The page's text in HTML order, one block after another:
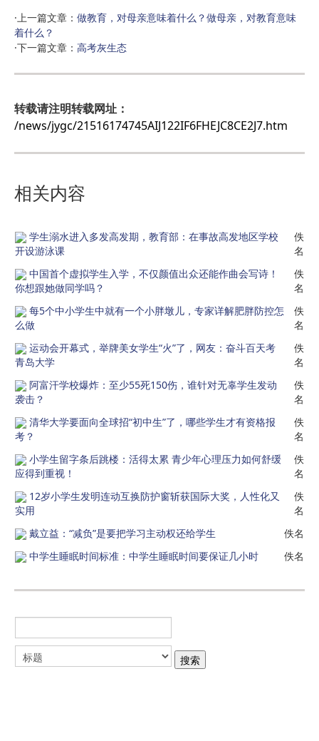
·上一篇文章： 做教育，对母亲意味着什么？做母亲，对教育意味
着什么？
·下一篇文章： 高考灰生态
转载请注明转载网址：
/news/jygc/21516174745AIJ122IF6FHEJC8CE2J7.htm
相关内容
学生溺水进入多发高发期，教育部：在事故高发地区学校
开设游泳课
佚
名
中国首个虚拟学生入学，不仅颜值出众还能作曲会写诗！
你想跟她做同学吗？
佚
名
每5个中小学生中就有一个小胖墩儿，专家详解肥胖防控怎
么做
佚
名
运动会开幕式，举牌美女学生“火”了，网友：奋斗百天考
青岛大学
佚
名
阿富汗学校爆炸：至少55死150伤，谁针对无辜学生发动
袭击？
佚
名
清华大学要面向全球招“初中生”了，哪些学生才有资格报
考？
佚
名
小学生留字条后跳楼：活得太累 青少年心理压力如何舒缓
应得到重视！
佚
名
12岁小学生发明连动互换防护窗斩获国际大奖，人性化又
实用
佚
名
戴立益：“减负”是要把学习主动权还给学生
佚名
中学生睡眠时间标准：中学生睡眠时间要保证几小时
佚名